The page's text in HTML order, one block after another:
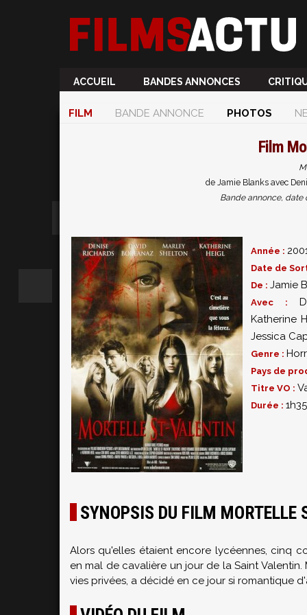
ACCUEIL BANDES ANNONCES
FILM BANDE ANNONCE PHOTOS
Film
de Jamie Blanks avec
Bande annonce, date
Année :
Date de
De : Jamie
Avec :
Katherine
Jessica
Genre :
Pays de
Titre VO :
Durée : 1h35
SYNOPSIS DU FILM MORTELLE
Alors qu'elles étaient encore lycéennes, cinq
en mal de cavalière un jour de la Saint
vies privées, a décidé en ce jour si romantique